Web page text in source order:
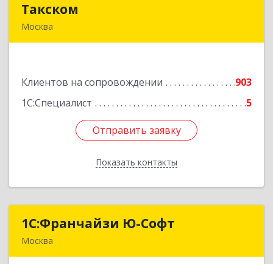
Такском
Москва
Клиентов на сопровождении
903
1С:Специалист
5
Отправить заявку
Показать контакты
Подробнее
Отправить заявку
Назад
1С:Франчайзи Ю-Софт
Москва
1С:Франчайзи Ю-Софт